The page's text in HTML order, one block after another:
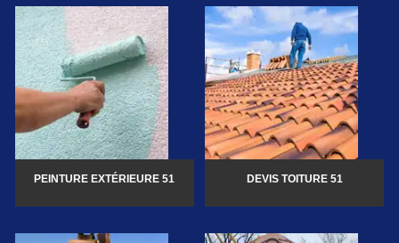
PEINTURE EXTÉRIEURE 51 DEVIS TOITURE 51